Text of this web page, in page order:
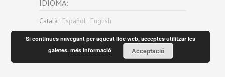
IDIOMA:
Català Español English
Si continues navegant per aquest lloc web, acceptes utilitzar les
galetes. més informació Acceptació